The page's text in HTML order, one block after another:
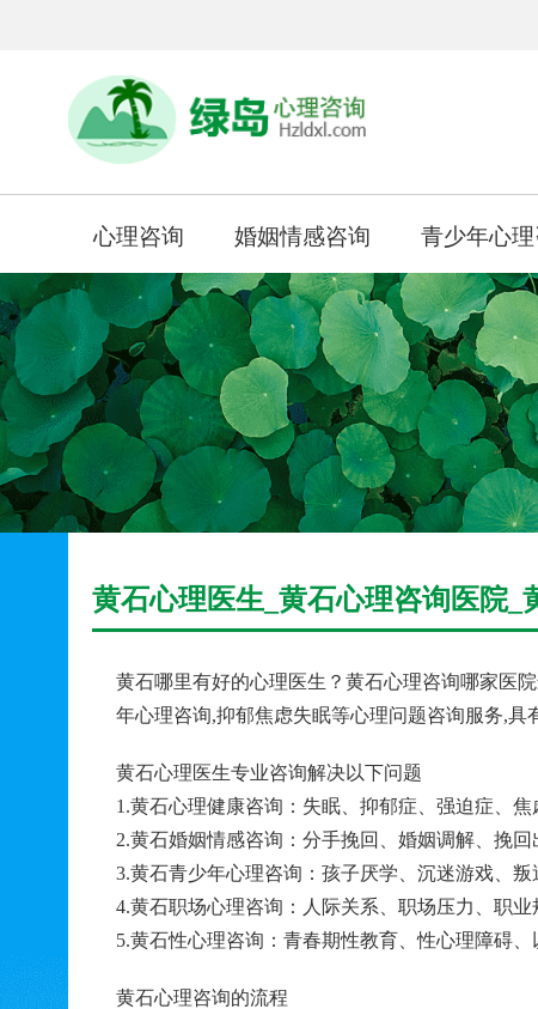
心理咨询 婚姻情感咨询 青少年心
黄石心理医生_黄石心理咨询医院_
黄石哪里有好的心理医生？黄石心理咨询哪家医
年心理咨询,抑郁焦虑失眠等心理问题咨询服务,
黄石心理医生专业咨询解决以下问题
1.黄石心理健康咨询：失眠、抑郁症、强迫症、
2.黄石婚姻情感咨询：分手挽回、婚姻调解、挽
3.黄石青少年心理咨询：孩子厌学、沉迷游戏、
4.黄石职场心理咨询：人际关系、职场压力、职业
5.黄石性心理咨询：青春期性教育、性心理障碍
黄石心理咨询的流程